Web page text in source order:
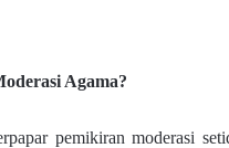
Agama?
pemikiran moderasi